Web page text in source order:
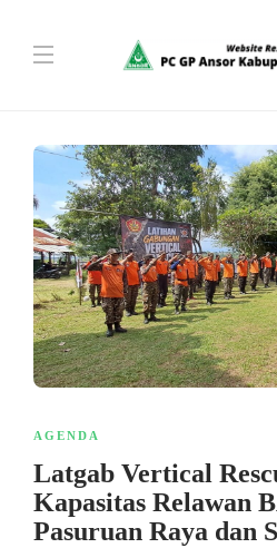
AGENDA
Latgab Vertical
Kapasitas Relawan
Pasuruan Raya dan